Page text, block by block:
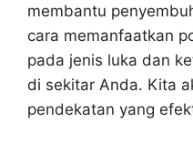
membantu
cara memanfaatkan
pada jenis luka dan
di sekitar Anda. Kita
pendekatan yang